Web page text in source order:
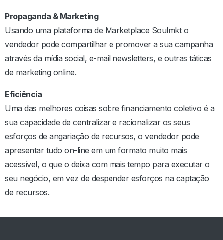
Propaganda & Marketing
Usando uma plataforma de Marketplace Soulmkt o
vendedor pode compartilhar e promover a sua campanha
através da mídia social, e-mail newsletters, e outras táticas
de marketing online.
Eficiência
Uma das melhores coisas sobre financiamento coletivo é a
sua capacidade de centralizar e racionalizar os seus
esforços de angariação de recursos, o vendedor pode
apresentar tudo on-line em um formato muito mais
acessível, o que o deixa com mais tempo para executar o
seu negócio, em vez de despender esforços na captação
de recursos.